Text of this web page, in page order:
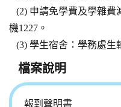
(2) 申請免學費及學雜費
機1227。
(3) 學生宿舍：學務處生
檔案說明
報到聲明書